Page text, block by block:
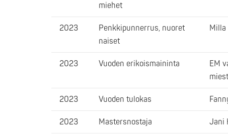
miehet
2023
Penkkipunnerrus, nuoret
naiset
Milla
2023 Vuoden erikoismaininta
EM
2023 Vuoden tulokas
2023 Mastersnostaja Jani